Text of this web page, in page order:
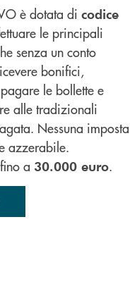
è dotata di codice
le principali
senza un conto
bonifici,
le bollette e
alle tradizionali
Nessuna imposta
azzerabile.
a 30.000 euro.